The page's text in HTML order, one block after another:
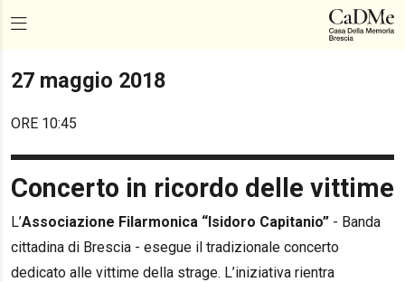
27 maggio 2018
ORE 10:45
Concerto in ricordo delle vittime
L’Associazione Filarmonica “Isidoro Capitanio” - Banda
cittadina di Brescia - esegue il tradizionale concerto
dedicato alle vittime della strage. L’iniziativa rientra